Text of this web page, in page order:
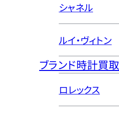
シャネル
ルイ・ヴィトン
ブランド時計買取
ロレックス